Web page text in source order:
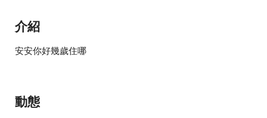
介紹
安安你好幾歲住哪
動態